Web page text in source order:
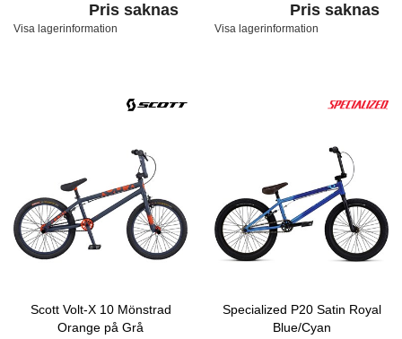
Pris saknas
Visa lagerinformation
Pris saknas
Visa lagerinformation
Scott Volt-X 10 Mönstrad
Orange på Grå
Specialized P20 Satin Royal
Blue/Cyan